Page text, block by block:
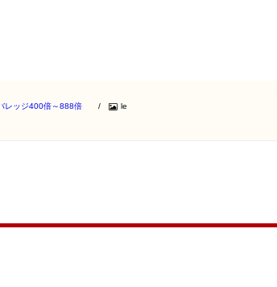
レッジ400倍～888倍 / le